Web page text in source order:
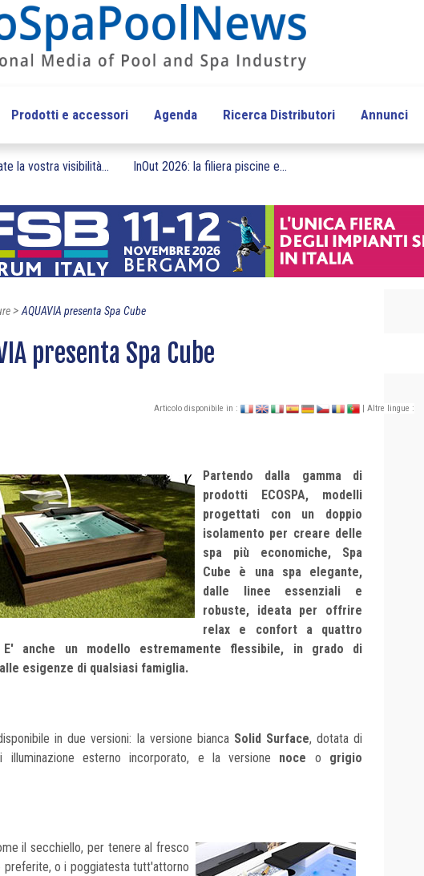
Prodotti e accessori Agenda Ricerca Distributori Annunci
la vostra visibilità... InOut 2026: la filiera piscine e...
>AQUAVIA presenta Spa Cube
presenta Spa Cube
Articolo disponibile in : | Altre lingue :
Partendo dalla gamma di
prodotti ECOSPA, modelli
progettati con un doppio
isolamento per creare delle
spa più economiche, Spa
Cube è una spa elegante,
dalle linee essenziali e
robuste, ideata per offrire
relax e confort a quattro
E' anche un modello estremamente flessibile, in grado di
esigenze di qualsiasi famiglia.
in due versioni: la versione biancaSolid Surface, dotata di
illuminazione esterno incorporato, e la versione noce o grigio
il secchiello, per tenere al fresco
preferite, o i poggiatesta tutt'attorno